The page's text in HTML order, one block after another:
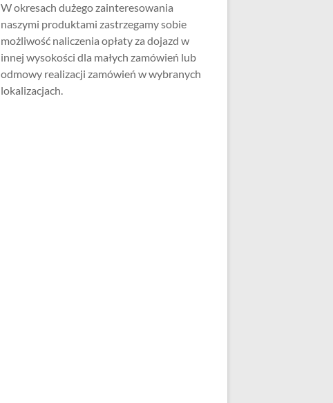
W okresach dużego zainteresowania
naszymi produktami zastrzegamy sobie
możliwość naliczenia opłaty za dojazd w
innej wysokości dla małych zamówień lub
odmowy realizacji zamówień w wybranych
lokalizacjach.